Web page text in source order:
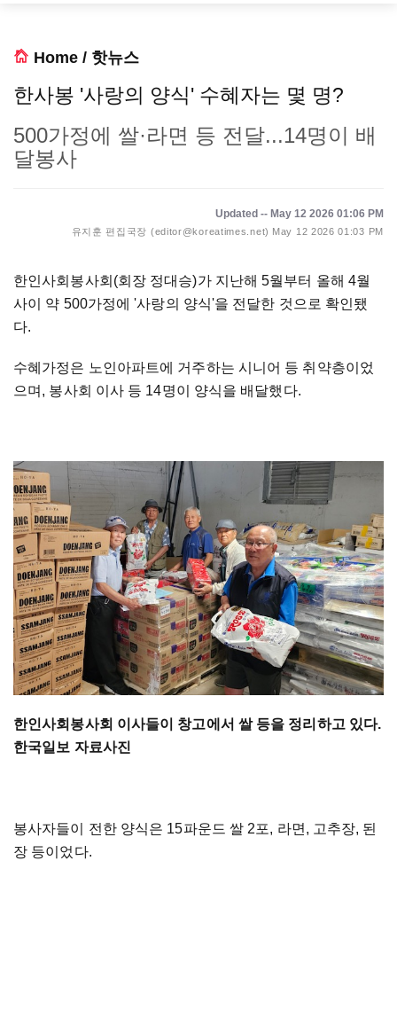
Home / 핫뉴스
한사봉 '사랑의 양식' 수혜자는 몇 명?
500가정에 쌀·라면 등 전달...14명이 배
달봉사
Updated -- May 12 2026 01:06 PM
유지훈 편집국장 (editor@koreatimes.net) May 12 2026 01:03 PM
한인사회봉사회(회장 정대승)가 지난해 5월부터 올해 4월
사이 약 500가정에 '사랑의 양식'을 전달한 것으로 확인됐
다.
수혜가정은 노인아파트에 거주하는 시니어 등 취약층이었
으며, 봉사회 이사 등 14명이 양식을 배달했다.
한인사회봉사회 이사들이 창고에서 쌀 등을 정리하고 있다.
한국일보 자료사진
봉사자들이 전한 양식은 15파운드 쌀 2포, 라면, 고추장, 된
장 등이었다.